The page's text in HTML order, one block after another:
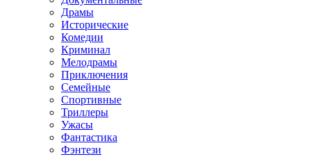
Драмы
Исторические
Комедии
Криминал
Мелодрамы
Приключения
Семейные
Спортивные
Триллеры
Ужасы
Фантастика
Фэнтези